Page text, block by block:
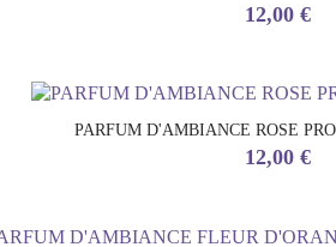
Prix
12,00 €
PARFUM D'AMBIANCE ROSE
Prix
12,00 €